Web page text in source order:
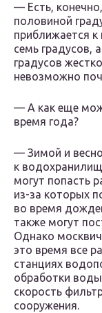
— Есть,
половиной
приближается
семь градусов,
градусов
невозможно
— А как еще
время года?
— Зимой и
к
могут попасть
из-за которых
во время
также могут
Однако
это время все
станциях
обработки
скорость
сооружения.